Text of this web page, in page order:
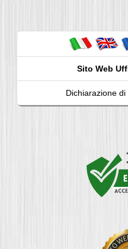
Sito Web
Dichiarazione di